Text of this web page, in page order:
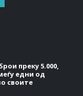
преку 5.000,
едни од
своите